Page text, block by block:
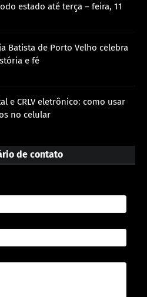
estado até terça – feira, 11
Batista de Porto Velho celebra
e fé
e CRLV eletrônico: como usar
no celular
de contato